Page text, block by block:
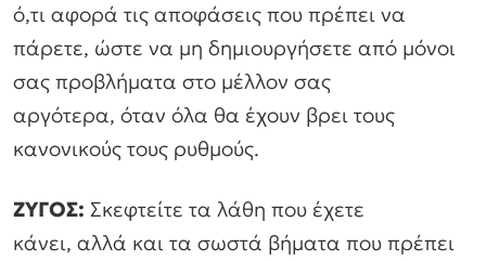
ό,τι αφορά τις αποφάσεις που πρέπει να
πάρετε, ώστε να μη δημιουργήσετε από μόνοι
σας προβλήματα στο μέλλον σας
αργότερα, όταν όλα θα έχουν βρει τους
κανονικούς τους ρυθμούς.
ΖΥΓΟΣ: Σκεφτείτε τα λάθη που έχετε
κάνει, αλλά και τα σωστά βήματα που πρέπει